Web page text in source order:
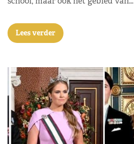
Lees verder